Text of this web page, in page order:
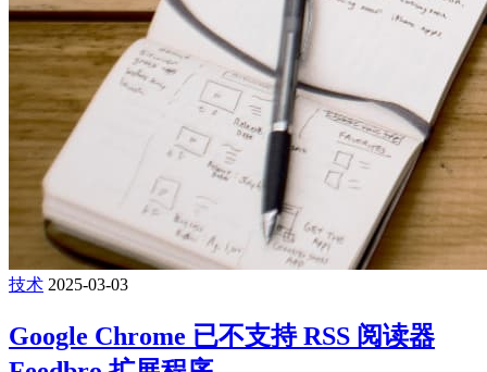
技术 2025-03-03
Google Chrome 已不支持 RSS 阅读器